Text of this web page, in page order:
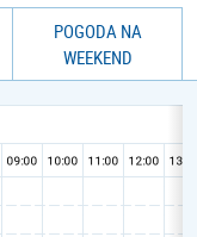
POGODA NA
WEEKEND